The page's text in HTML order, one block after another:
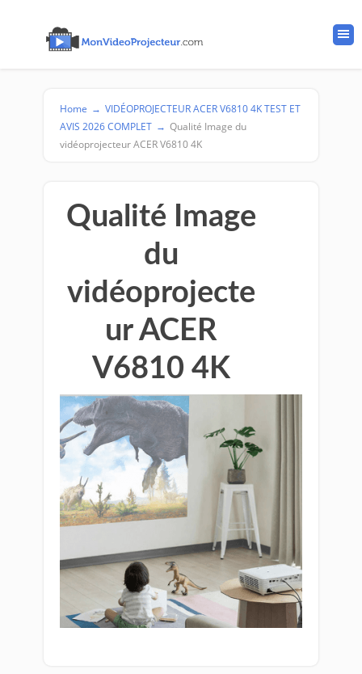
Home → VIDÉOPROJECTEUR ACER V6810 4K TEST ET
AVIS 2026 COMPLET → Qualité Image du
vidéoprojecteur ACER V6810 4K
Qualité Image
du
vidéoprojecte
ur ACER
V6810 4K